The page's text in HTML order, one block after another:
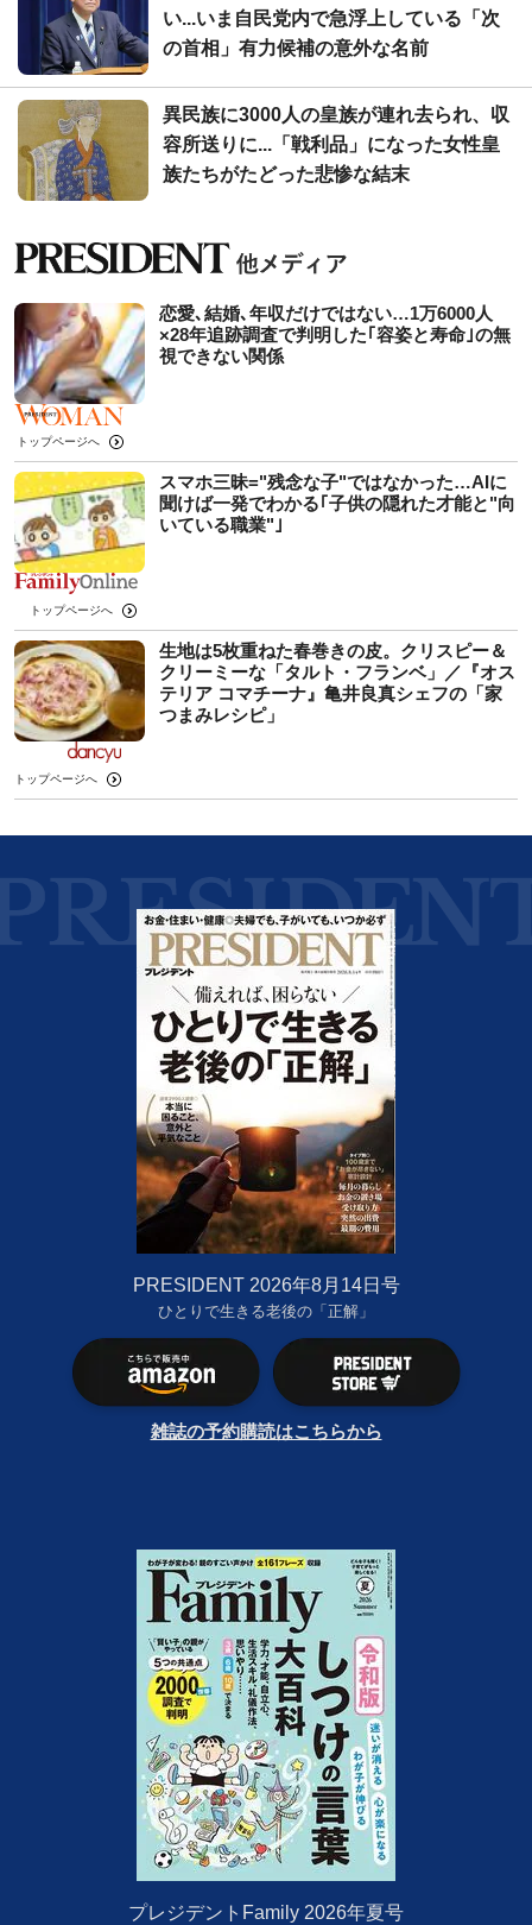
い...いま自民党内で急浮上している「次
の首相」有力候補の意外な名前
異民族に3000人の皇族が連れ去られ、収
容所送りに...「戦利品」になった女性皇
族たちがたどった悲惨な結末
恋愛､結婚､年収だけではない…1万6000人
×28年追跡調査で判明した｢容姿と寿命｣の無
視できない関係
トップページへ
スマホ三昧="残念な子"ではなかった…AIに
聞けば一発でわかる｢子供の隠れた才能と"向
いている職業"｣
トップページへ
生地は5枚重ねた春巻きの皮。クリスピー＆
クリーミーな「タルト・フランベ」／『オス
テリア コマチーナ』亀井良真シェフの「家
つまみレシピ」
トップページへ
PRESIDENT 2026年8月14日号
ひとりで生きる老後の「正解」
雑誌の予約購読はこちらから
プレジデントFamily 2026年夏号